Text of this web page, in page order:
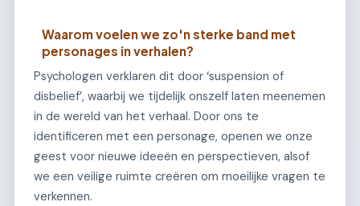
Waarom voelen we zo'n sterke band met
personages in verhalen?
Psychologen verklaren dit door ‘suspension of
disbelief’, waarbij we tijdelijk onszelf laten meenemen
in de wereld van het verhaal. Door ons te
identificeren met een personage, openen we onze
geest voor nieuwe ideeën en perspectieven, alsof
we een veilige ruimte creëren om moeilijke vragen te
verkennen.